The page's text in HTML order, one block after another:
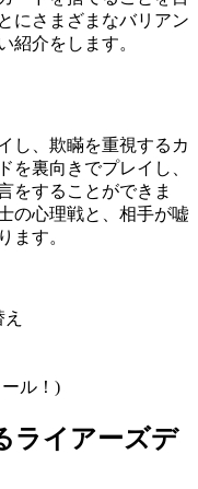
にさまざまなバリアン
紹介をします。
し、欺瞞を重視するカ
を裏向きでプレイし、
をすることができま
の心理戦と、相手が嘘
ます。
ル！)
ライアーズデ